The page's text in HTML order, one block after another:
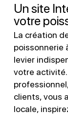
Un site
votre
La création
poissonnerie
levier
votre
clients, vous
locale,